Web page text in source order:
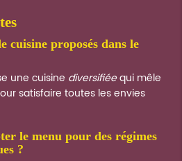
une cuisine diversifiéequi mêle
satisfaire toutes les envies
?